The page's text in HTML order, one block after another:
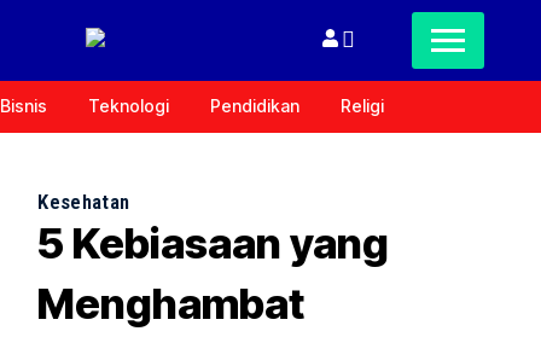
Bisnis Teknologi Pendidikan Religi
Kesehatan
5 Kebiasaan yang
Menghambat